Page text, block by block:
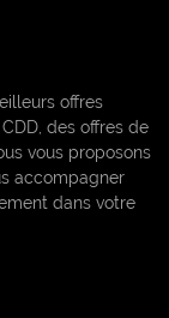
offres
des offres de
vous proposons
accompagner
dans votre